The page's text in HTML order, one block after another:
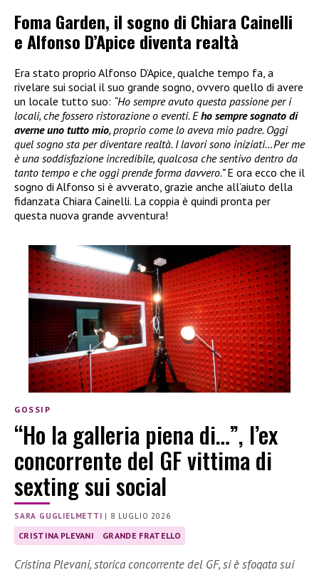
Foma Garden, il sogno di Chiara Cainelli
e Alfonso D’Apice diventa realtà
Era stato proprio Alfonso D’Apice, qualche tempo fa, a
rivelare sui social il suo grande sogno, ovvero quello di avere
un locale tutto suo: “Ho sempre avuto questa passione per i
locali, che fossero ristorazione o eventi. Eho sempre sognato di
averne uno tutto mio, proprio come lo aveva mio padre. Oggi
quel sogno sta per diventare realtà. I lavori sono iniziati…Per me
è una soddisfazione incredibile, qualcosa che sentivo dentro da
tanto tempo e che oggi prende forma davvero.”E ora ecco che il
sogno di Alfonso si è avverato, grazie anche all’aiuto della
fidanzata Chiara Cainelli. La coppia è quindi pronta per
questa nuova grande avventura!
GOSSIP
“Ho la galleria piena di…”, l’ex
concorrente del GF vittima di
sexting sui social
SARA GUGLIELMETTI | 8 LUGLIO 2026
CRISTINA PLEVANI GRANDE FRATELLO
Cristina Plevani, storica concorrente del GF, si è sfogata sui